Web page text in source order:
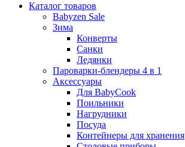
Каталог товаров
Babyzen Sale
Зима
Конверты
Санки
Ледянки
Пароварки-блендеры 4 в 1
Аксессуары
Для BabyCook
Поильники
Нагрудники
Посуда
Контейнеры для хранения